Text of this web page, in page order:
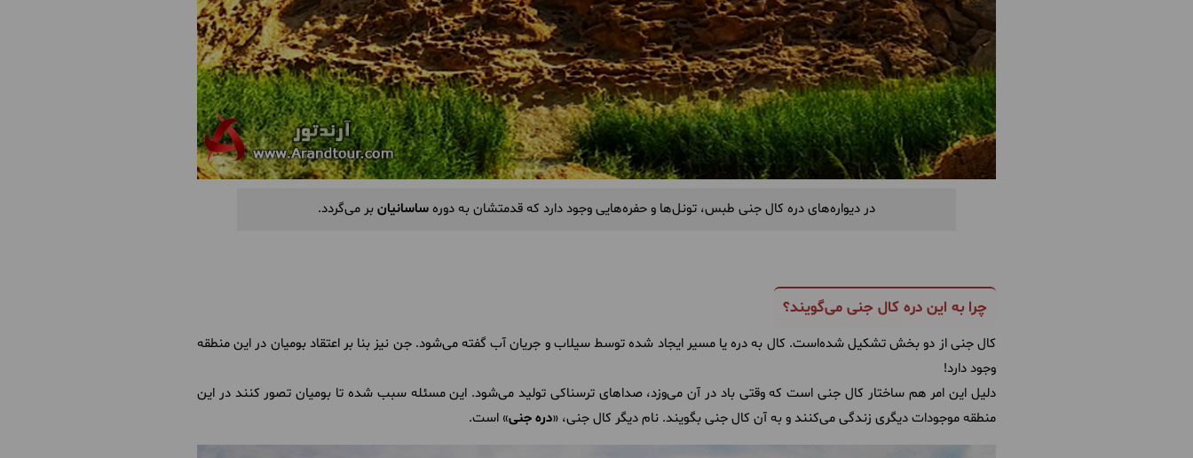
در دیواره‌های دره کال جنی طبس، تونل‌ها و حفره‌هایی وجود دارد که قدمتشان به دورهساسانیانبر می‌گردد.
چرا به این دره کال جنی می‌گویند؟
کال جنی از دو بخش تشکیل شده‌است. کال به دره یا مسیر ایجاد شده توسط سیلاب و جریان آب گفته می‌شود. جن نیز بنا بر اعتقاد بومیان در این منطقه
وجود دارد!
دلیل این امر هم ساختار کال جنی است که وقتی باد در آن می‌وزد، صداهای ترسناکی تولید می‌شود. این مسئله سبب شده تا بومیان تصور کنند در این
منطقه موجودات دیگری زندگی می‌کنند و به آن کال جنی بگویند. نام دیگر کال جنی، «دره جنی» است.